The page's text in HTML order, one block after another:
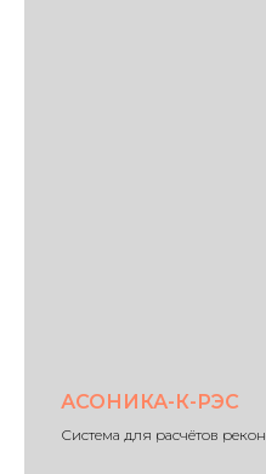
АСОНИКА-К-РЭС
Система для расчётов